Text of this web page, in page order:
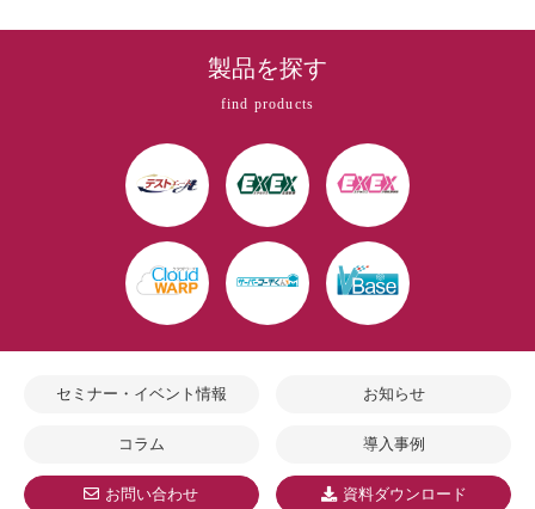
製品を探す
find products
セミナー・イベント情報 お知らせ
コラム 導入事例
お問い合わせ 資料ダウンロード